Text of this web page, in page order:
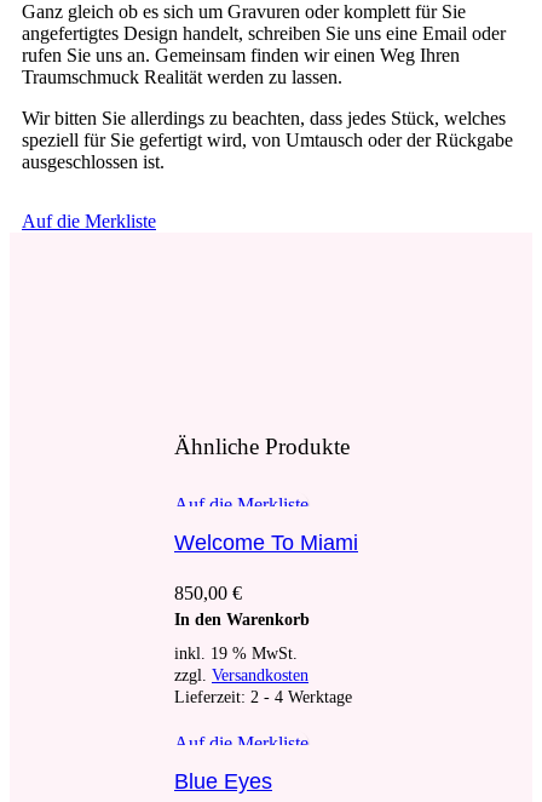
Ganz gleich ob es sich um Gravuren oder komplett für Sie
angefertigtes Design handelt, schreiben Sie uns eine Email oder
rufen Sie uns an. Gemeinsam finden wir einen Weg Ihren
Traumschmuck Realität werden zu lassen.
Wir bitten Sie allerdings zu beachten, dass jedes Stück, welches
speziell für Sie gefertigt wird, von Umtausch oder der Rückgabe
ausgeschlossen ist.
Auf die Merkliste
Ähnliche Produkte
Auf die Merkliste
Welcome To Miami
850,00 €
In den Warenkorb
inkl. 19 % MwSt.
zzgl. Versandkosten
Lieferzeit: 2 - 4 Werktage
Auf die Merkliste
Blue Eyes